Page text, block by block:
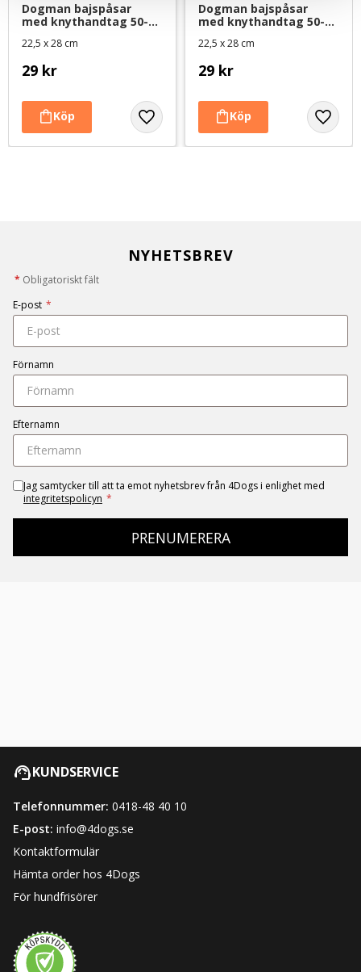
Dogman bajspåsar
med knythandtag 50-
22,5 x 28 cm
29 kr
Dogman bajspåsar
med knythandtag 50-
22,5 x 28 cm
29 kr
NYHETSBREV
* Obligatoriskt fält
E-post *
Förnamn
Efternamn
Jag samtycker till att ta emot nyhetsbrev från 4Dogs i enlighet med
integritetspolicyn *
PRENUMERERA
KUNDSERVICE
Telefonnummer: 0418-48 40 10
E-post: info@4dogs.se
Kontaktformulär
Hämta order hos 4Dogs
För hundfrisörer